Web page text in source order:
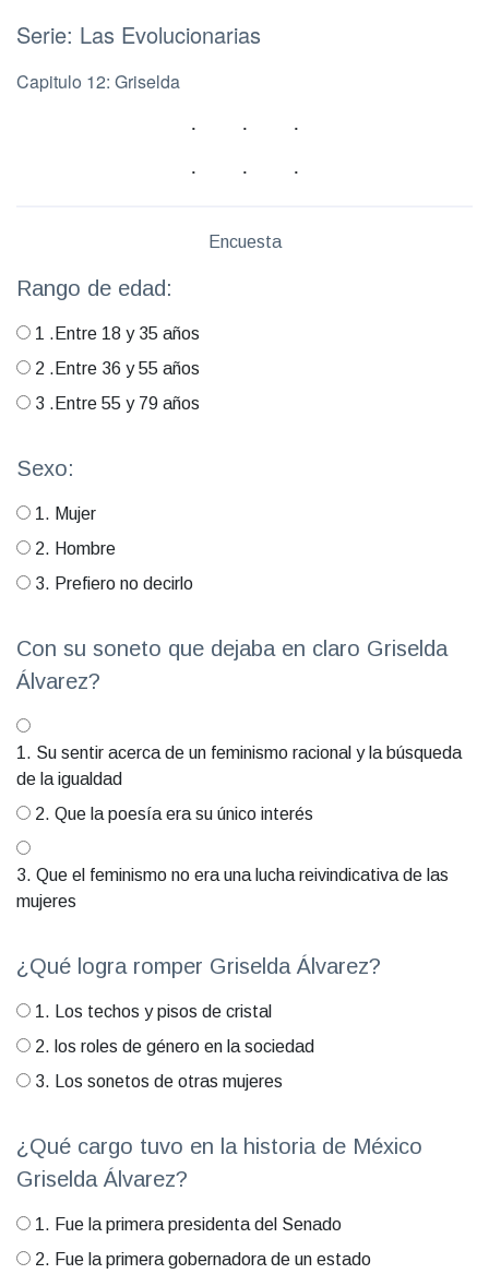
Serie: Las Evolucionarias
Capitulo 12: Griselda
Encuesta
Rango de edad:
1 .Entre 18 y 35 años
2 .Entre 36 y 55 años
3 .Entre 55 y 79 años
Sexo:
1. Mujer
2. Hombre
3. Prefiero no decirlo
Con su soneto que dejaba en claro Griselda
Álvarez?
1. Su sentir acerca de un feminismo racional y la búsqueda
de la igualdad
2. Que la poesía era su único interés
3. Que el feminismo no era una lucha reivindicativa de las
mujeres
¿Qué logra romper Griselda Álvarez?
1. Los techos y pisos de cristal
2. los roles de género en la sociedad
3. Los sonetos de otras mujeres
¿Qué cargo tuvo en la historia de México
Griselda Álvarez?
1. Fue la primera presidenta del Senado
2. Fue la primera gobernadora de un estado